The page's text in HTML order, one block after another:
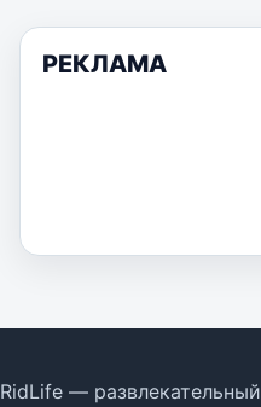
РЕКЛАМА
RidLife —